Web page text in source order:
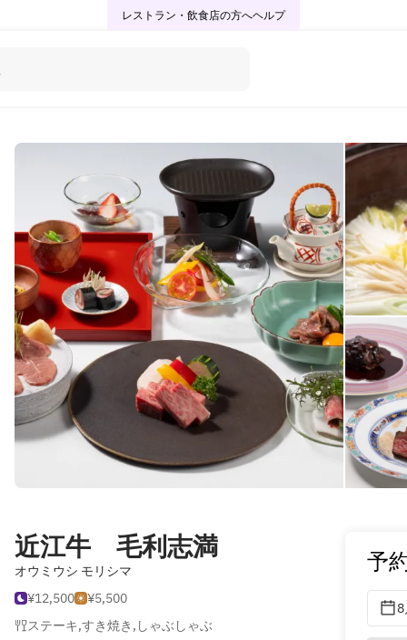
レストラン・飲食店の方へヘルプ
近江牛 毛利志満
オウミウシ モリシマ
¥12,500
¥5,500
ステーキ,すき焼き , しゃぶしゃぶ
予